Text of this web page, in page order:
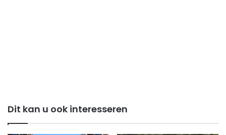
Dit kan u ook interesseren